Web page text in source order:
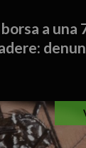
a una